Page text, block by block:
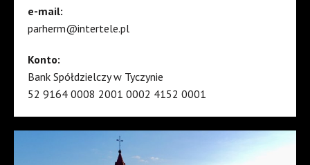
e-mail:
parherm@intertele.pl
Konto:
Bank Spółdzielczy w Tyczynie
52 9164 0008 2001 0002 4152 0001